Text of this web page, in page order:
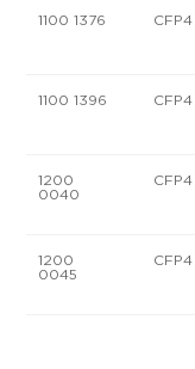
1100 1376 CFP4
1100 1396 CFP4
1200
0040
CFP4
1200
0045
CFP4